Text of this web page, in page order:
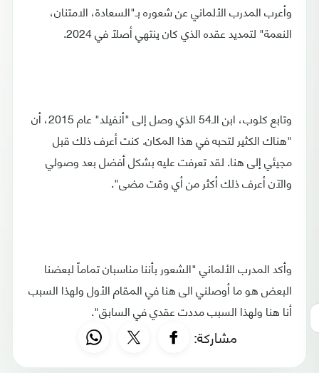
وأعرب المدرب الألماني عن شعوره بـ"السعادة، الامتنان،
النعمة" لتمديد عقده الذي كان ينتهي أصلاً في 2024.
وتابع كلوب، ابن الـ54 الذي وصل إلى "أنفيلد" عام 2015، أن
"هناك الكثير لتحبه في هذا المكان. كنت أعرف ذلك قبل
مجيئي إلى هنا. لقد تعرفت عليه بشكل أفضل بعد وصولي
والآن أعرف ذلك أكثر من أي وقت مضى".
وأكد المدرب الألماني "الشعور بأننا مناسبان تماماً لبعضنا
البعض هو ما أوصلني الى هنا في المقام الأول ولهذا السبب
أنا هنا ولهذا السبب مددت عقدي في السابق".
مشاركة: